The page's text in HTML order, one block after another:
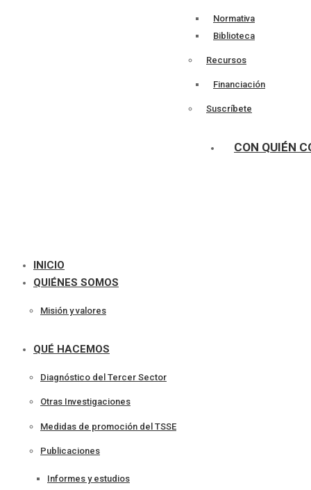
Normativa
Biblioteca
Recursos
Financiación
Suscríbete
CON QUIÉN
INICIO
QUIÉNES SOMOS
Misión y valores
QUÉ HACEMOS
Diagnóstico del Tercer Sector
Otras Investigaciones
Medidas de promoción del TSSE
Publicaciones
Informes y estudios